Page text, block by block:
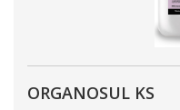
ORGANOSUL KS